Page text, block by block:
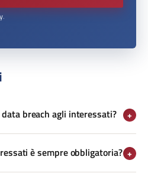
.
breach agli interessati? +
è sempre obbligatoria? +